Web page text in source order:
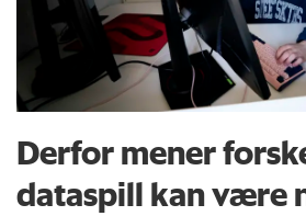
Derfor mener
dataspill kan være